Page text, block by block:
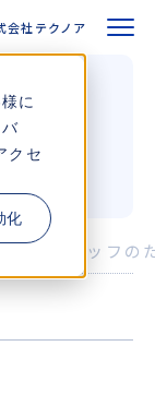
に
クセ
化
会社テクノア
会社テクノア
事務スタッフの